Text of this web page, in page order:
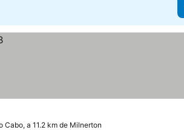
Cabo, a 11.2 km de Milnerton